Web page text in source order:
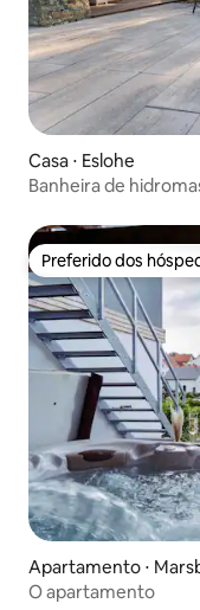
Casa ⋅ Eslohe
Banheira de
Preferido dos
Preferido dos
Apartamento ⋅
O apartamento